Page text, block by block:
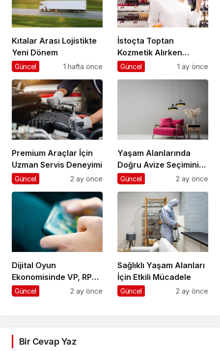
Kıtalar Arası Lojistikte
Yeni Dönem
Güncel 1 hafta önce
İstoçta Toptan
Kozmetik Alırken
Nelere Dikkat Edilmeli
Güncel 1 ay önce
Premium Araçlar İçin
Uzman Servis Deneyimi
Güncel 2 ay önce
Yaşam Alanlarında
Doğru Avize Seçiminin
Önemi
Güncel 2 ay önce
Dijital Oyun
Ekonomisinde VP, RP
ve UC Rehberi
Güncel 2 ay önce
Sağlıklı Yaşam Alanları
İçin Etkili Mücadele
Güncel 2 ay önce
Bir Cevap Yaz